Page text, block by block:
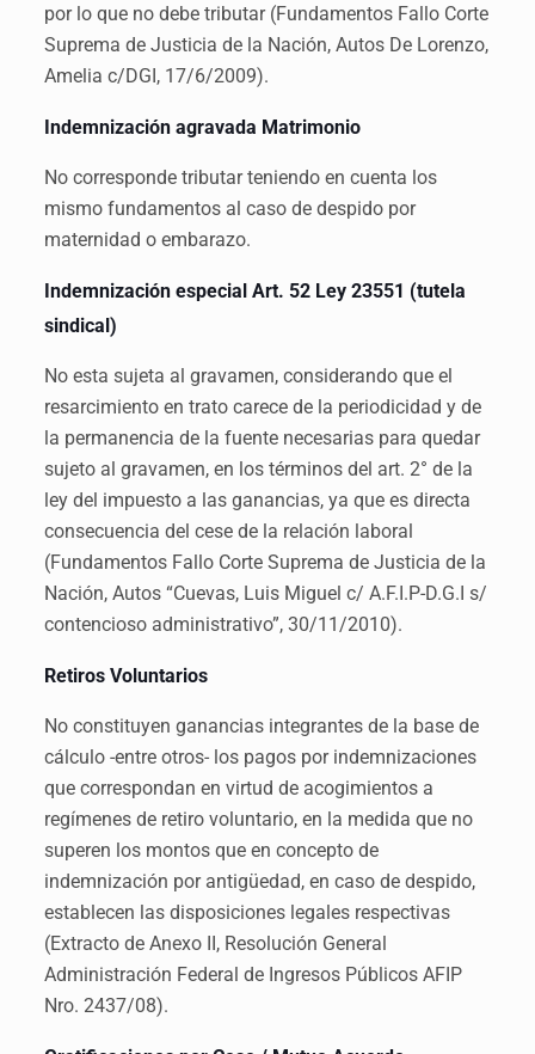
por lo que no debe tributar (Fundamentos Fallo Corte
Suprema de Justicia de la Nación, Autos De Lorenzo,
Amelia c/DGI, 17/6/2009).
Indemnización agravada Matrimonio
No corresponde tributar teniendo en cuenta los
mismo fundamentos al caso de despido por
maternidad o embarazo.
Indemnización especial Art. 52 Ley 23551 (tutela
sindical)
No esta sujeta al gravamen, considerando que el
resarcimiento en trato carece de la periodicidad y de
la permanencia de la fuente necesarias para quedar
sujeto al gravamen, en los términos del art. 2° de la
ley del impuesto a las ganancias, ya que es directa
consecuencia del cese de la relación laboral
(Fundamentos Fallo Corte Suprema de Justicia de la
Nación, Autos “Cuevas, Luis Miguel c/ A.F.I.P-D.G.I s/
contencioso administrativo”, 30/11/2010).
Retiros Voluntarios
No constituyen ganancias integrantes de la base de
cálculo -entre otros- los pagos por indemnizaciones
que correspondan en virtud de acogimientos a
regímenes de retiro voluntario, en la medida que no
superen los montos que en concepto de
indemnización por antigüedad, en caso de despido,
establecen las disposiciones legales respectivas
(Extracto de Anexo II, Resolución General
Administración Federal de Ingresos Públicos AFIP
Nro. 2437/08).